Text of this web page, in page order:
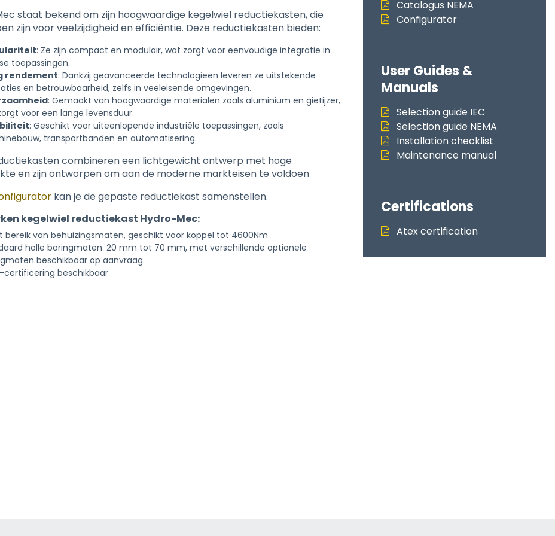
staat bekend om zijn hoogwaardige kegelwiel reductiekasten, die
zijn voor veelzijdigheid en efficiëntie. Deze reductiekasten bieden:
: Ze zijn compact en modulair, wat zorgt voor eenvoudige integratie in
toepassingen.
rendement: Dankzij geavanceerde technologieën leveren ze uitstekende
en betrouwbaarheid, zelfs in veeleisende omgevingen.
: Gemaakt van hoogwaardige materialen zoals aluminium en gietijzer,
voor een lange levensduur.
: Geschikt voor uiteenlopende industriële toepassingen, zoals
transportbanden en automatisering.
combineren een lichtgewicht ontwerp met hoge
en zijn ontworpen om aan de moderne markteisen te voldoen
kan je de gepaste reductiekast samenstellen.
kegelwiel reductiekast Hydro-Mec:
bereik van behuizingsmaten, geschikt voor koppel tot 4600Nm
holle boringmaten: 20 mm tot 70 mm, met verschillende optionele
beschikbaar op aanvraag.
certificering beschikbaar
Catalogus NEMA
Configurator
User Guides &
Manuals
Selection guide IEC
Selection guide NEMA
Installation checklist
Maintenance manual
Certifications
Atex certification